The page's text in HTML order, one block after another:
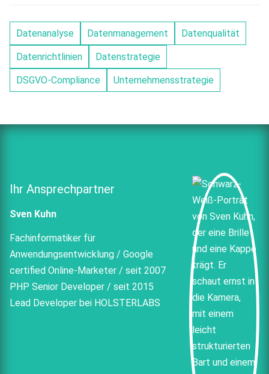
Datenanalyse Datenmanagement Datenqualität
Datenrichtlinien Datenstrategie
DSGVO-Compliance Unternehmensstrategie
Ihr Ansprechpartner
Sven Kuhn
Fachinformatiker für
Anwendungsentwicklung / Google
certified Online-Marketer / seit 2007
PHP Senior Developer / seit 2015
Lead Developer bei HOLSTERLABS